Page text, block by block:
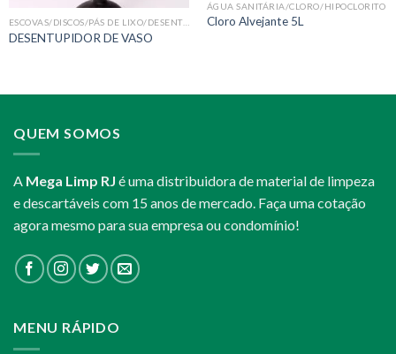
ESCOVAS/DISCOS/PÁS DE LIXO/DESENTUPIDOR
DESENTUPIDOR DE VASO
ÁGUA SANITÁRIA/CLORO/HIPOCLORITO
Cloro Alvejante 5L
QUEM SOMOS
A Mega Limp RJ é uma distribuidora de material de limpeza
e descartáveis com 15 anos de mercado. Faça uma cotação
agora mesmo para sua empresa ou condomínio!
MENU RÁPIDO